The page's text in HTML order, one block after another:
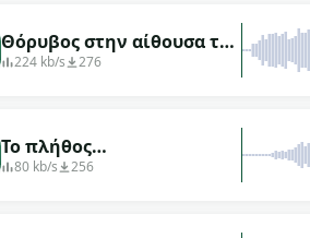
Θόρυβος στην αίθουσα του
θεάτρου κατά τη διάρκεια
224 kb/s 276
Το πλήθος
πανικοβάλλεται, ο
80 kb/s 256